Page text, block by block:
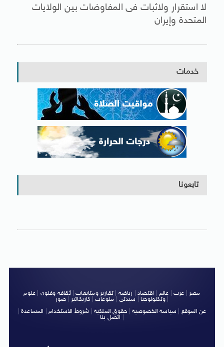
لا استقرار ولاثبات فى المفاوضات بين الولايات
المتحدة وإيران
خدمات
تابعونا
مصر عرب عالم اقتصاد رياضة |تقارير ومتابعات|ثقافة وفنون
علوم
وتكنولوجيا| سيدتى منوعات كاريكاتير صور
|
عن الموقع
سياسة الخصوصية حقوق الملكية شروط الاستخدام| المساعدة|
اتصل بنا